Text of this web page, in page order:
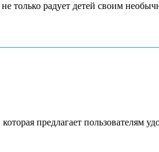
только радует детей своим
предлагает пользователям